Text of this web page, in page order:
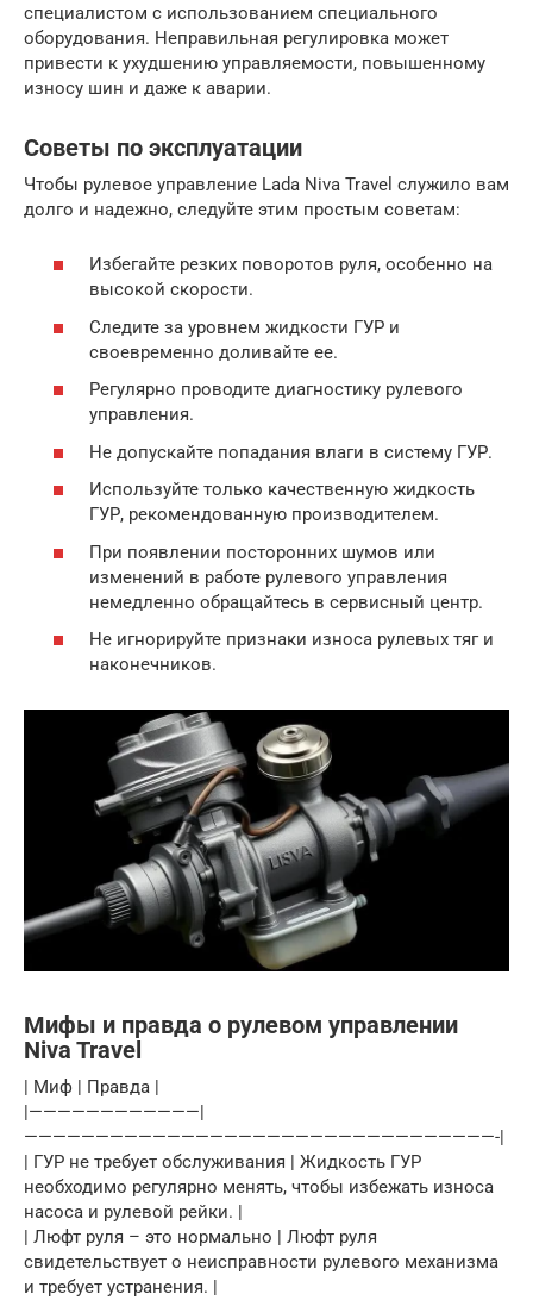
специалистом с использованием специального
оборудования. Неправильная регулировка может
привести к ухудшению управляемости, повышенному
износу шин и даже к аварии.
Советы по эксплуатации
Чтобы рулевое управление Lada Niva Travel служило вам
долго и надежно, следуйте этим простым советам:
Избегайте резких поворотов руля, особенно на
высокой скорости.
Следите за уровнем жидкости ГУР и
своевременно доливайте ее.
Регулярно проводите диагностику рулевого
управления.
Не допускайте попадания влаги в систему ГУР.
Используйте только качественную жидкость
ГУР, рекомендованную производителем.
При появлении посторонних шумов или
изменений в работе рулевого управления
немедленно обращайтесь в сервисный центр.
Не игнорируйте признаки износа рулевых тяг и
наконечников.
Мифы и правда о рулевом управлении
Niva Travel
| Миф | Правда |
|————————————|
—————————————————————————————————-|
| ГУР не требует обслуживания | Жидкость ГУР
необходимо регулярно менять, чтобы избежать износа
насоса и рулевой рейки. |
| Люфт руля – это нормально | Люфт руля
свидетельствует о неисправности рулевого механизма
и требует устранения. |